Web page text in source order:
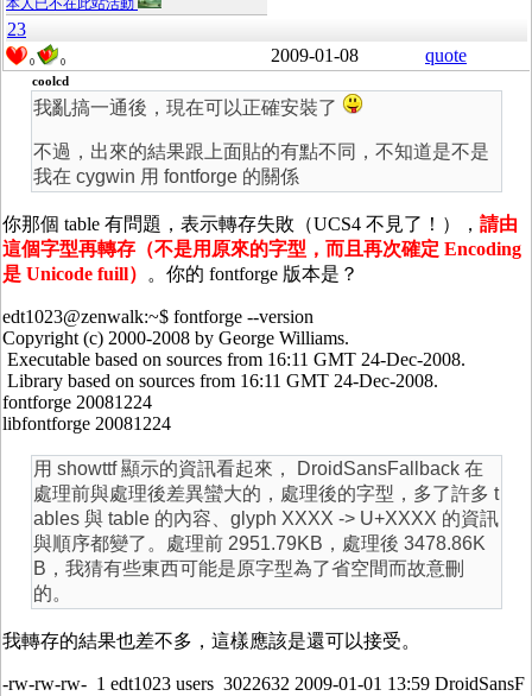
本人已不在此站活動
23
0 0 2009-01-08 quote
coolcd
我亂搞一通後，現在可以正確安裝了
不過，出來的結果跟上面貼的有點不同，不知道是不是
我在 cygwin 用 fontforge 的關係
你那個 table 有問題，表示轉存失敗（UCS4 不見了！）， 請由
這個字型再轉存（不是用原來的字型，而且再次確定 Encoding
是 Unicode fuill） 。你的 fontforge 版本是？
edt1023@zenwalk:~$ fontforge --version
Copyright (c) 2000-2008 by George Williams.
Executable based on sources from 16:11 GMT 24-Dec-2008.
Library based on sources from 16:11 GMT 24-Dec-2008.
fontforge 20081224
libfontforge 20081224
用 showttf 顯示的資訊看起來， DroidSansFallback 在
處理前與處理後差異蠻大的，處理後的字型，多了許多 t
ables 與 table 的內容、glyph XXXX -> U+XXXX 的資訊
與順序都變了。處理前 2951.79KB，處理後 3478.86K
B，我猜有些東西可能是原字型為了省空間而故意刪
的。
我轉存的結果也差不多，這樣應該是還可以接受。
-rw-rw-rw- 1 edt1023 users 3022632 2009-01-01 13:59 DroidSansF